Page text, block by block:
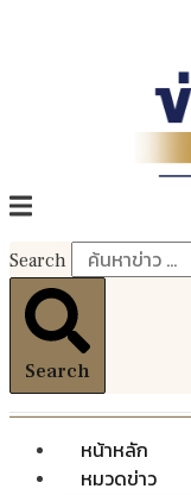
Search
Search
หน้าหลัก
หมวดข่าว